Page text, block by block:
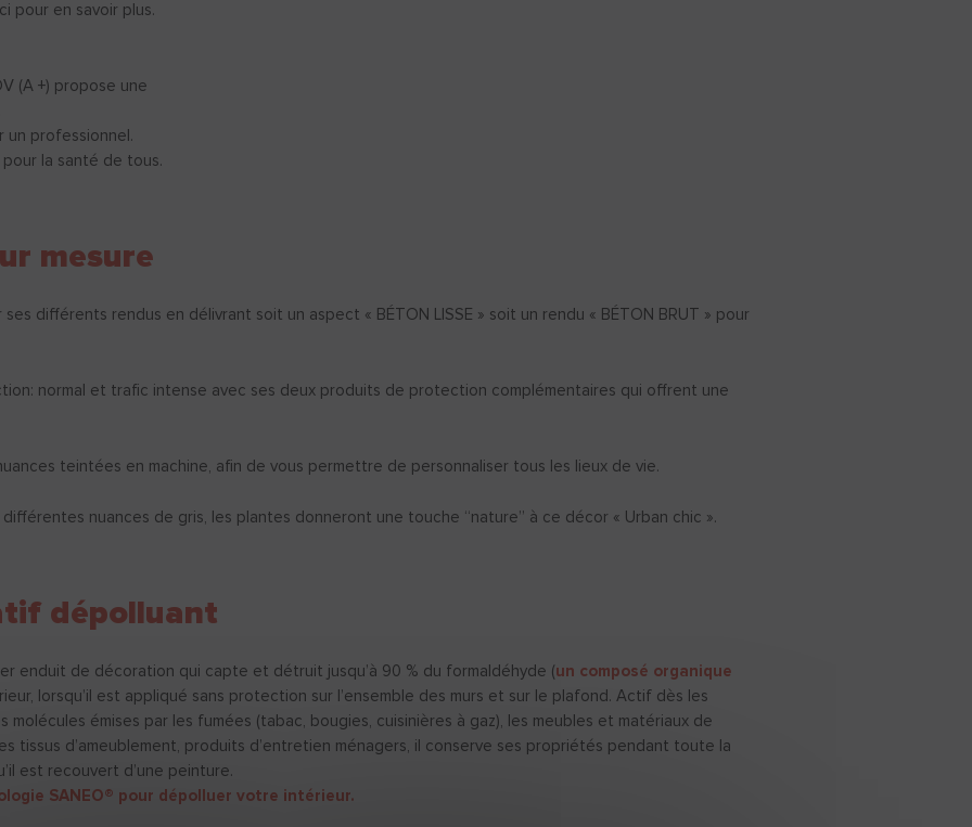
pour en savoir plus.
(A +) propose une
un professionnel.
pour la santé de tous.
mesure
différents rendus en délivrant soit un aspect « BÉTON LISSE » soit un rendu « BÉTON BRUT » pour
normal et trafic intense avec ses deux produits de protection complémentaires qui offrent une
teintées en machine, afin de vous permettre de personnaliser tous les lieux de vie.
nuances de gris, les plantes donneront une touche “nature” à ce décor « Urban chic ».
dépolluant
enduit de décoration qui capte et détruit jusqu’à 90 % du formaldéhyde (un composé organique
lorsqu’il est appliqué sans protection sur l’ensemble des murs et sur le plafond. Actif dès les
molécules émises par les fumées (tabac, bougies, cuisinières à gaz), les meubles et matériaux de
tissus d’ameublement, produits d’entretien ménagers, il conserve ses propriétés pendant toute la
est recouvert d’une peinture.
SANEO® pour dépolluer votre intérieur.